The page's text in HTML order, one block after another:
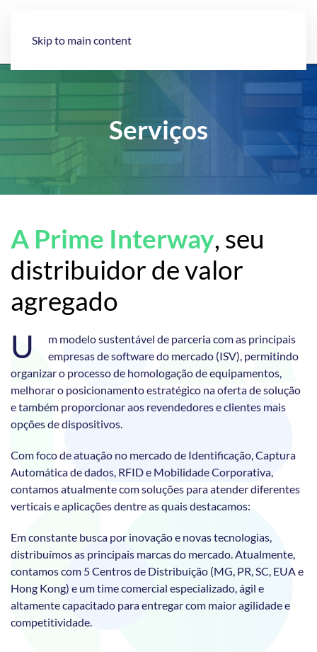
Skip to main content
Serviços
A Prime Interway, seu
distribuidor de valor
agregado
U
m modelo sustentável de parceria com as principais
empresas de software do mercado (ISV), permitindo
organizar o processo de homologação de equipamentos,
melhorar o posicionamento estratégico na oferta de solução
e também proporcionar aos revendedores e clientes mais
opções de dispositivos.
Com foco de atuação no mercado de Identificação, Captura
Automática de dados, RFID e Mobilidade Corporativa,
contamos atualmente com soluções para atender diferentes
verticais e aplicações dentre as quais destacamos:
Em constante busca por inovação e novas tecnologias,
distribuímos as principais marcas do mercado. Atualmente,
contamos com 5 Centros de Distribuição (MG, PR, SC, EUA e
Hong Kong) e um time comercial especializado, ágil e
altamente capacitado para entregar com maior agilidade e
competitividade.